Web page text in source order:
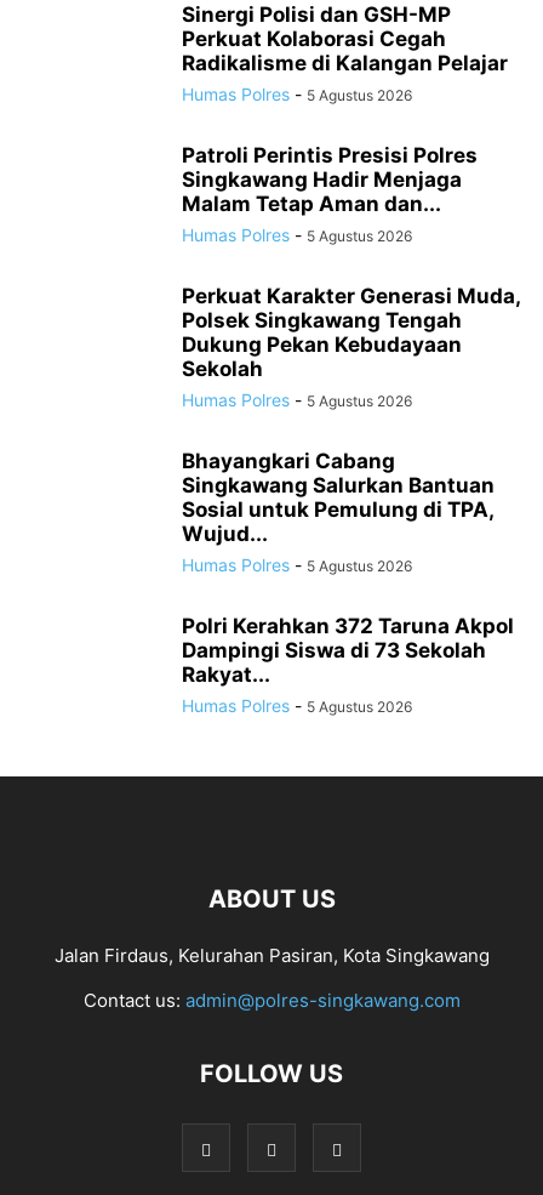
Sinergi Polisi dan GSH-MP
Perkuat Kolaborasi Cegah
Radikalisme di Kalangan Pelajar
Humas Polres - 5 Agustus 2026
Patroli Perintis Presisi Polres
Singkawang Hadir Menjaga
Malam Tetap Aman dan...
Humas Polres - 5 Agustus 2026
Perkuat Karakter Generasi Muda,
Polsek Singkawang Tengah
Dukung Pekan Kebudayaan
Sekolah
Humas Polres - 5 Agustus 2026
Bhayangkari Cabang
Singkawang Salurkan Bantuan
Sosial untuk Pemulung di TPA,
Wujud...
Humas Polres - 5 Agustus 2026
Polri Kerahkan 372 Taruna Akpol
Dampingi Siswa di 73 Sekolah
Rakyat...
Humas Polres - 5 Agustus 2026
ABOUT US
Jalan Firdaus, Kelurahan Pasiran, Kota Singkawang
Contact us: admin@polres-singkawang.com
FOLLOW US